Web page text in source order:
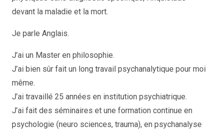
devant la maladie et la mort.
Je parle Anglais.
J’ai un Master en philosophie.
J’ai bien sûr fait un long travail psychanalytique pour moi
même.
J’ai travaillé 25 années en institution psychiatrique.
J’ai fait des séminaires et une formation continue en
psychologie (neuro sciences, trauma), en psychanalyse